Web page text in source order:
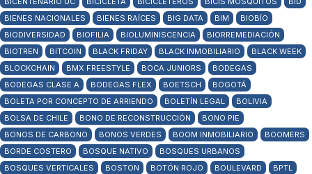
BIENES NACIONALES
BIENES RAÍCES BIG DATA BIM
BIOBÍO
BIODIVERSIDAD
BIOFILIA BIOLUMINISCENCIA
BIORREMEDIACIÓN
BIOTREN
BITCOIN BLACK FRIDAY BLACK INMOBILIARIO
BLACK WEEK
BLOCKCHAIN
BMX FREESTYLE BOCA JUNIORS
BODEGAS
BODEGAS CLASE A
BODEGAS FLEX BOETSCH
BOGOTÁ
BOLETA POR CONCEPTO DE ARRIENDO
BOLETÍN LEGAL
BOLIVIA
BOLSA DE CHILE
BONO DE RECONSTRUCCIÓN
BONO PIE
BONOS DE CARBONO
BONOS VERDES BOOM INMOBILIARIO
BOOMERS
BORDE COSTERO
BOSQUE NATIVO
BOSQUES URBANOS
BOSQUES VERTICALES
BOSTON BOTÓN ROJO BOULEVARD
BPTL